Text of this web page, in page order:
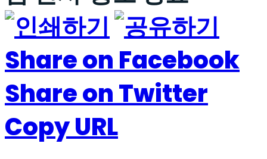
Share on Facebook
Share on Twitter
Copy URL